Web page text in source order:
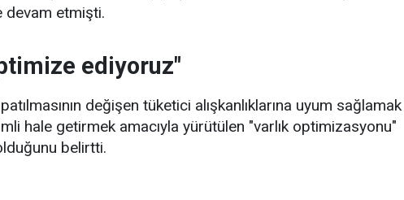
devam etmişti.
ediyoruz"
değişen tüketici alışkanlıklarına uyum sağlamak
hale getirmek amacıyla yürütülen "varlık optimizasyonu"
belirtti.